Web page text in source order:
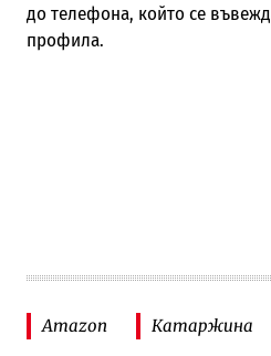
до телефона, който се
профила.
Amazon Катаржина